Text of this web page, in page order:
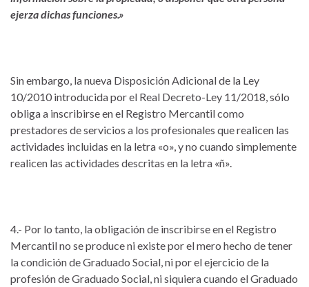
ejerza dichas funciones.»
Sin embargo, la nueva Disposición Adicional de la Ley
10/2010 introducida por el Real Decreto-Ley 11/2018, sólo
obliga a inscribirse en el Registro Mercantil como
prestadores de servicios a los profesionales que realicen las
actividades incluidas en la letra «o», y no cuando simplemente
realicen las actividades descritas en la letra «ñ».
4.- Por lo tanto, la obligación de inscribirse en el Registro
Mercantil no se produce ni existe por el mero hecho de tener
la condición de Graduado Social, ni por el ejercicio de la
profesión de Graduado Social, ni siquiera cuando el Graduado